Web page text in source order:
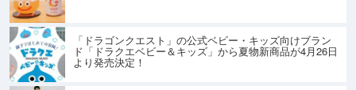
「ドラゴンクエスト」の公式ベビー・キッズ向けブラン
ド「ドラクエベビー＆キッズ」から夏物新商品が4月26日
より発売決定！